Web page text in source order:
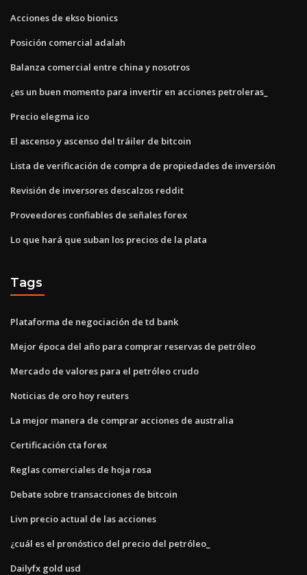
Acciones de ekso bionics
Posición comercial adalah
Balanza comercial entre china y nosotros
¿es un buen momento para invertir en acciones petroleras_
Precio elegma ico
El ascenso y ascenso del tráiler de bitcoin
Lista de verificación de compra de propiedades de inversión
Revisión de inversores descalzos reddit
Proveedores confiables de señales forex
Lo que hará que suban los precios de la plata
Tags
Plataforma de negociación de td bank
Mejor época del año para comprar reservas de petróleo
Mercado de valores para el petróleo crudo
Noticias de oro hoy reuters
La mejor manera de comprar acciones de australia
Certificación cta forex
Reglas comerciales de hoja rosa
Debate sobre transacciones de bitcoin
Livn precio actual de las acciones
¿cuál es el pronóstico del precio del petróleo_
Dailyfx gold usd